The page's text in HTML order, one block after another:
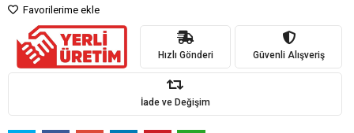
Favorilerime ekle
Hızlı Gönderi Güvenli Alışveriş
İade ve Değişim